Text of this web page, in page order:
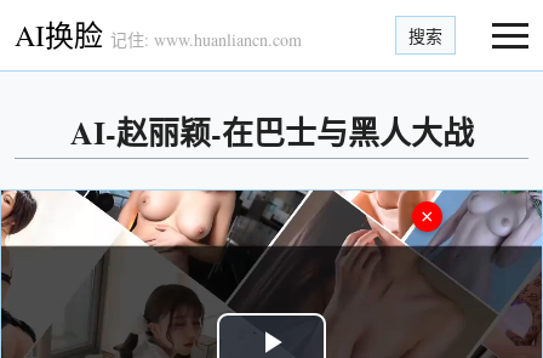
AI换脸 记住: www.huanliancn.com 搜索
AI-赵丽颖-在巴士与黑人大战
×